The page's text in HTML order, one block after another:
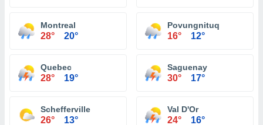
Montreal
28° 20°
Povungnituq
16° 12°
Quebec
28° 19°
Saguenay
30° 17°
Schefferville
26° 13°
Val D'Or
24° 16°